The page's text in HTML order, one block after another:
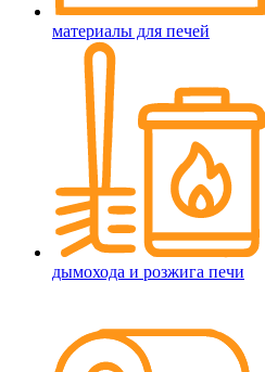
материалы для печей
дымохода и розжига печи